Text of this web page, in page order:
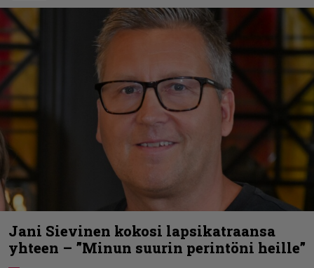
Jani Sievinen kokosi lapsikatraansa
yhteen – ”Minun suurin perintöni heille”